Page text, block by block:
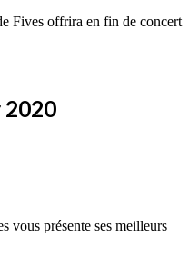
Fives offrira en fin de concert
2020
vous présente ses meilleurs